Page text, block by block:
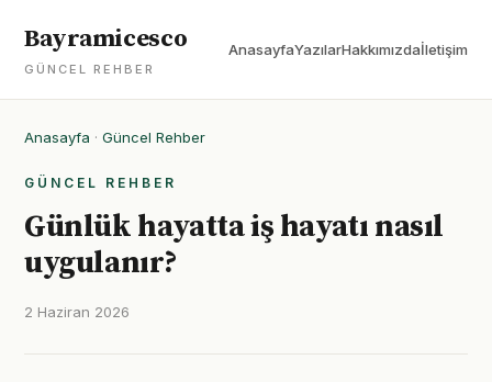
Bayramicesco
GÜNCEL REHBER
AnasayfaYazılarHakkımızdaİletişim
Anasayfa · Güncel Rehber
GÜNCEL REHBER
Günlük hayatta iş hayatı nasıl
uygulanır?
2 Haziran 2026